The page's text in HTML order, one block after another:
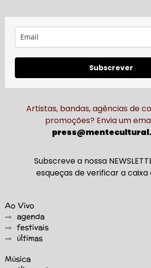
Subscrever
Artistas, bandas, agências de
promoções? Envia um
Subscreve a nossa
esqueças de verificar a caixa
Ao Vivo
agenda
festivais
últimas
Música